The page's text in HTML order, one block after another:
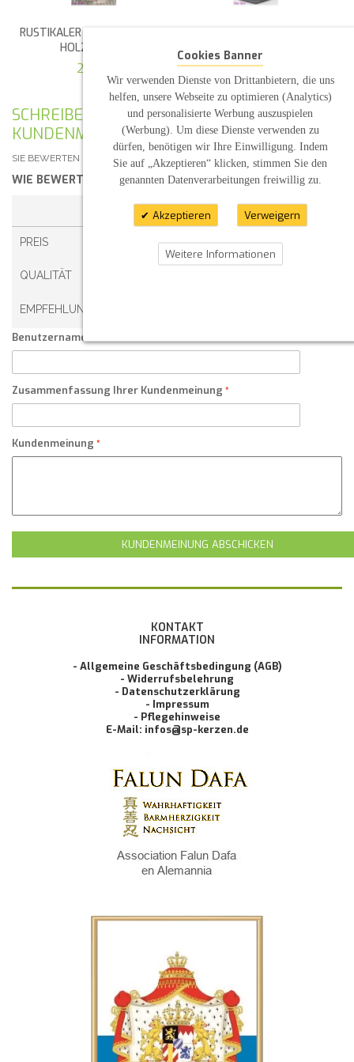
RUSTIKALER "KERZENTELLER"
HOLZSCHEIBE
2,20 €
3,30 €
SCHREIBEN SIE IHRE EIGENE
KUNDENMEINUNG
SIE BEWERTEN DEN ARTIKEL: TAUFKERZE "LAHJA"
WIE BEWERTEN SIE DIESEN ARTIKEL?*
1 STERN 2 STERNE 3 STERNE
PREIS
QUALITÄT
EMPFEHLUNG
Benutzername:
Zusammenfassung Ihrer Kundenmeinung
Kundenmeinung
KUNDENMEINUNG ABSCHICKEN
KONTAKT
INFORMATION
- Allgemeine Geschäftsbedingung (AGB)
- Widerrufsbelehrung
- Datenschutzerklärung
- Impressum
- Pflegehinweise
E-Mail: infos@sp-kerzen.de
Cookies Banner
Wir verwenden Dienste von Drittanbietern, die uns
helfen, unsere Webseite zu optimieren (Analytics)
und personalisierte Werbung auszuspielen
(Werbung). Um diese Dienste verwenden zu
dürfen, benötigen wir Ihre Einwilligung. Indem
Sie auf „Akzeptieren“ klicken, stimmen Sie den
genannten Datenverarbeitungen freiwillig zu.
Akzeptieren Verweigern
Weitere Informationen